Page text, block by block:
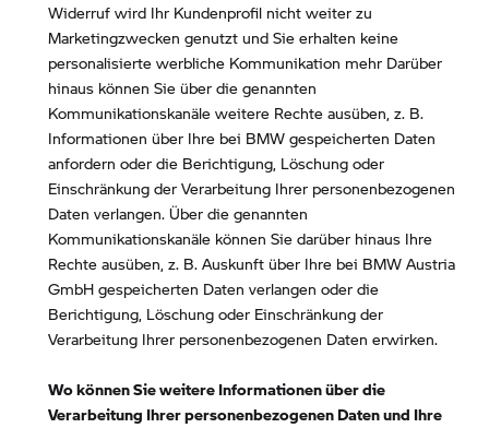
Widerruf wird Ihr Kundenprofil nicht weiter zu
Marketingzwecken genutzt und Sie erhalten keine
personalisierte werbliche Kommunikation mehr Darüber
hinaus können Sie über die genannten
Kommunikationskanäle weitere Rechte ausüben, z. B.
Informationen über Ihre bei BMW gespeicherten Daten
anfordern oder die Berichtigung, Löschung oder
Einschränkung der Verarbeitung Ihrer personenbezogenen
Daten verlangen. Über die genannten
Kommunikationskanäle können Sie darüber hinaus Ihre
Rechte ausüben, z. B. Auskunft über Ihre bei BMW Austria
GmbH gespeicherten Daten verlangen oder die
Berichtigung, Löschung oder Einschränkung der
Verarbeitung Ihrer personenbezogenen Daten erwirken.
Wo können Sie weitere Informationen über die
Verarbeitung Ihrer personenbezogenen Daten und Ihre